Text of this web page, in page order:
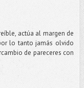
actúa al margen de
lo tanto jamás olvido
de pareceres con